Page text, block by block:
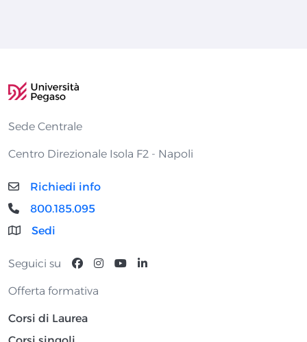
Sede Centrale
Centro Direzionale Isola F2 - Napoli
Richiedi info
800.185.095
Sedi
Seguici su
Offerta formativa
Corsi di Laurea